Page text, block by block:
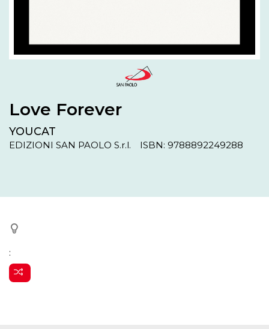
Love Forever
YOUCAT
EDIZIONI SAN PAOLO S.r.l. ISBN: 9788892249288
: